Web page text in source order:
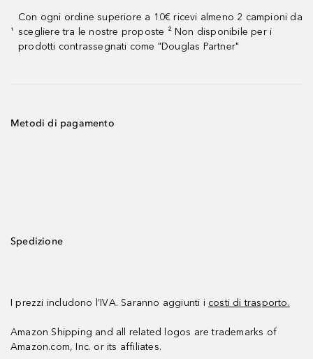
¹
Con ogni ordine superiore a 10€ ricevi almeno 2 campioni da
scegliere tra le nostre proposte ² Non disponibile per i
prodotti contrassegnati come "Douglas Partner"
Metodi di pagamento
Spedizione
I prezzi includono l’IVA. Saranno aggiunti i costi di trasporto.
Amazon Shipping and all related logos are trademarks of
Amazon.com, Inc. or its affiliates.